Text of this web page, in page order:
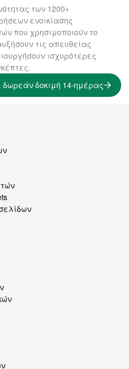
των 1200+
ενοικίασης
που χρησιμοποιούν το
τις απευθείας
ισχυρότερες
δωρεάν δοκιμή 14-ημέρας